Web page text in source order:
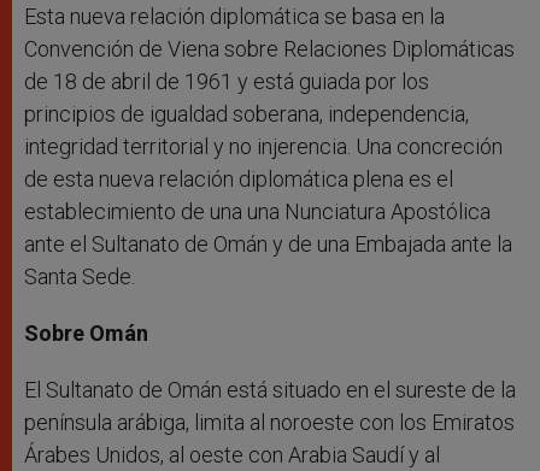
Esta nueva relación diplomática se basa en la
Convención de Viena sobre Relaciones Diplomáticas
de 18 de abril de 1961 y está guiada por los
principios de igualdad soberana, independencia,
integridad territorial y no injerencia. Una concreción
de esta nueva relación diplomática plena es el
establecimiento de una una Nunciatura Apostólica
ante el Sultanato de Omán y de una Embajada ante la
Santa Sede.
Sobre Omán
El Sultanato de Omán está situado en el sureste de la
península arábiga, limita al noroeste con los Emiratos
Árabes Unidos, al oeste con Arabia Saudí y al